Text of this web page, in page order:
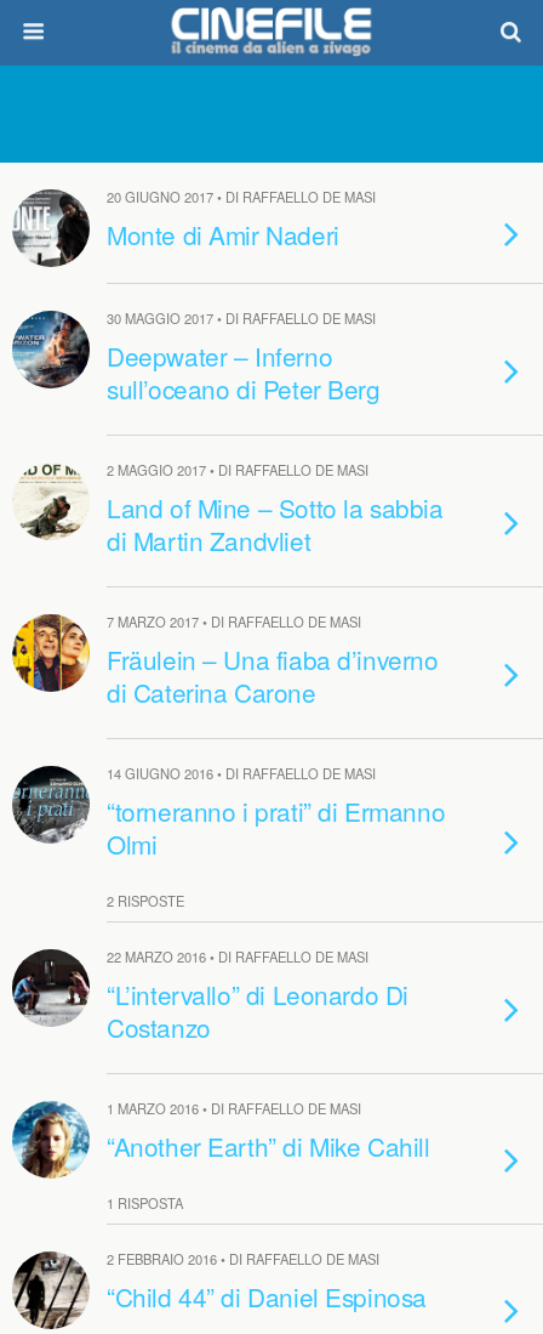
20 GIUGNO 2017 • DI RAFFAELLO DE MASI
Monte di Amir Naderi
30 MAGGIO 2017 • DI RAFFAELLO DE MASI
Deepwater – Inferno
sull’oceano di Peter Berg
2 MAGGIO 2017 • DI RAFFAELLO DE MASI
Land of Mine – Sotto la sabbia
di Martin Zandvliet
7 MARZO 2017 • DI RAFFAELLO DE MASI
Fräulein – Una fiaba d’inverno
di Caterina Carone
14 GIUGNO 2016 • DI RAFFAELLO DE MASI
“torneranno i prati” di Ermanno
Olmi
2 RISPOSTE
22 MARZO 2016 • DI RAFFAELLO DE MASI
“L’intervallo” di Leonardo Di
Costanzo
1 MARZO 2016 • DI RAFFAELLO DE MASI
“Another Earth” di Mike Cahill
1 RISPOSTA
2 FEBBRAIO 2016 • DI RAFFAELLO DE MASI
“Child 44” di Daniel Espinosa